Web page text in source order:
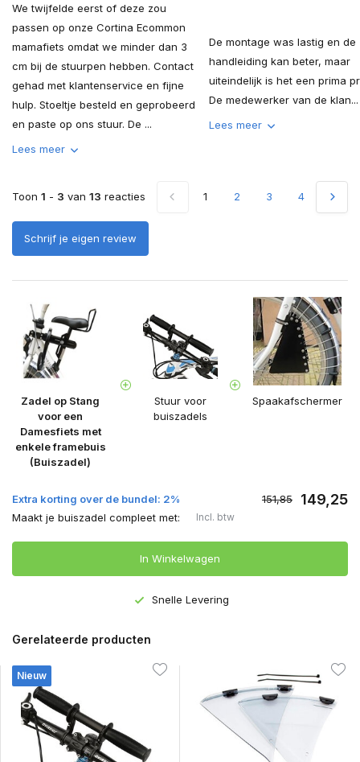
We twijfelde eerst of deze zou
passen op onze Cortina Ecommon
mamafiets omdat we minder dan 3
cm bij de stuurpen hebben. Contact
gehad met klantenservice en fijne
hulp. Stoeltje besteld en geprobeerd
en paste op ons stuur. De ...
Lees meer
De montage was lastig en de
handleiding kan beter, maar
uiteindelijk is het een prima
De medewerker van de klan...
Lees meer
Toon 1 - 3 van 13 reacties 1 2 3 4 5
Schrijf je eigen review
Zadel op Stang
voor een
Damesfiets met
enkele framebuis
(Buiszadel)
Stuur voor
buiszadels
Spaakafschermer
Extra korting over de bundel: 2% 151,85 149,25
Maakt je buiszadel compleet met: Incl. btw
In Winkelwagen
Snelle Levering
Gerelateerde producten
Nieuw